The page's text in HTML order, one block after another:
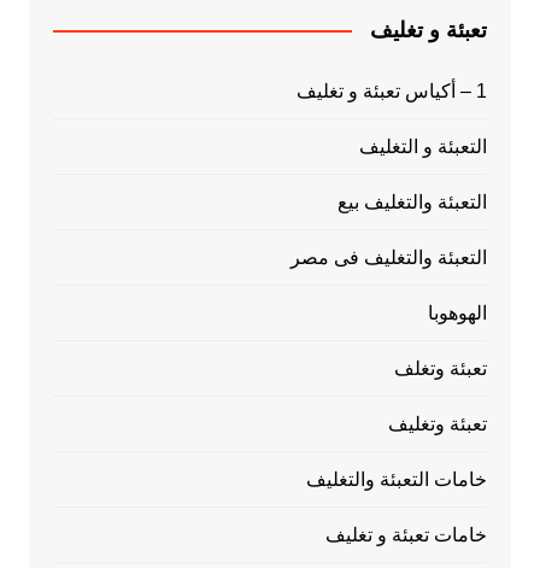
تعبئة و تغليف
1 – أكياس تعبئة و تغليف
التعبئة و التغليف
التعبئة والتغليف بيع
التعبئة والتغليف فى مصر
الهوهوبا
تعبئة وتغلف
تعبئة وتغليف
خامات التعبئة والتغليف
خامات تعبئة و تغليف